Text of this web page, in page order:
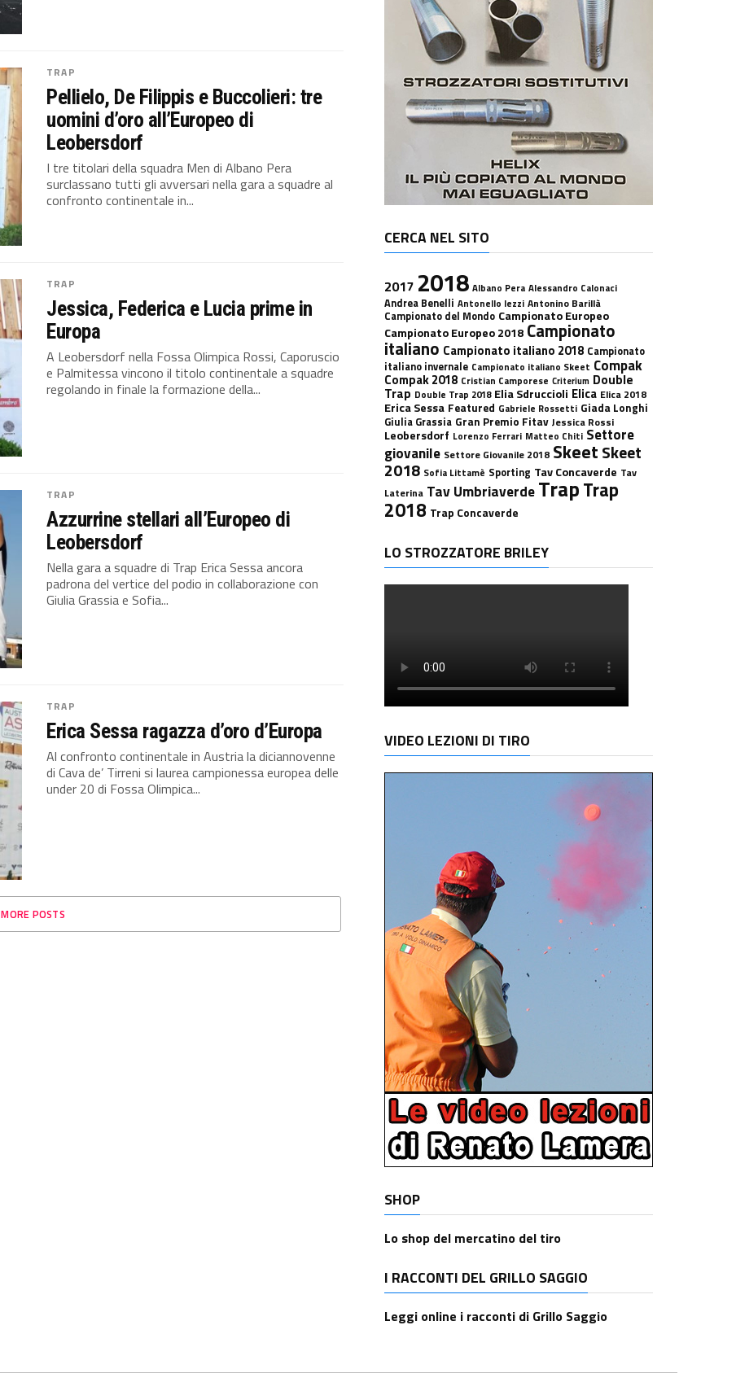
TRAP
Pellielo, De Filippis e Buccolieri: tre
uomini d’oro all’Europeo di
Leobersdorf
I tre titolari della squadra Men di Albano Pera
surclassano tutti gli avversari nella gara a squadre al
confronto continentale in...
TRAP
Jessica, Federica e Lucia prime in
Europa
A Leobersdorf nella Fossa Olimpica Rossi, Caporuscio
e Palmitessa vincono il titolo continentale a squadre
regolando in finale la formazione della...
TRAP
Azzurrine stellari all’Europeo di
Leobersdorf
Nella gara a squadre di Trap Erica Sessa ancora
padrona del vertice del podio in collaborazione con
Giulia Grassia e Sofia...
TRAP
Erica Sessa ragazza d’oro d’Europa
Al confronto continentale in Austria la diciannovenne
di Cava de’ Tirreni si laurea campionessa europea delle
under 20 di Fossa Olimpica...
MORE POSTS
CERCA NEL SITO
2017 2018 Albano Pera Alessandro Calonaci
Andrea Benelli Antonello Iezzi Antonino Barillà
Campionato del Mondo Campionato Europeo
Campionato Europeo 2018 Campionato
italiano Campionato italiano 2018 Campionato
italiano invernale Campionato italiano Skeet Compak
Compak 2018 Cristian Camporese Criterium Double
Trap Double Trap 2018 Elia Sdruccioli Elica Elica 2018
Erica Sessa Featured Gabriele Rossetti Giada Longhi
Giulia Grassia Gran Premio Fitav Jessica Rossi
Leobersdorf Lorenzo Ferrari Matteo Chiti Settore
giovanile Settore Giovanile 2018 SkeetSkeet
2018 Sofia Littamè Sporting Tav Concaverde Tav
Laterina Tav UmbriaverdeTrapTrap
2018 Trap Concaverde
LO STROZZATORE BRILEY
VIDEO LEZIONI DI TIRO
SHOP
Lo shop del mercatino del tiro
I RACCONTI DEL GRILLO SAGGIO
Leggi online i racconti di Grillo Saggio